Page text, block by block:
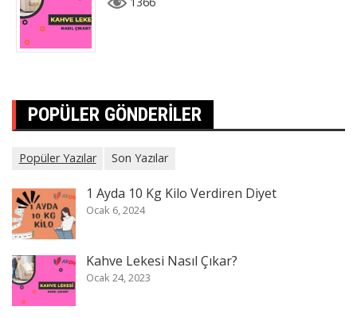
POPÜLER GÖNDERILER
Popüler Yazılar Son Yazılar
1 Ayda 10 Kg Kilo Verdiren Diyet
Ocak 6, 2024
Kahve Lekesi Nasıl Çıkar?
Ocak 24, 2023